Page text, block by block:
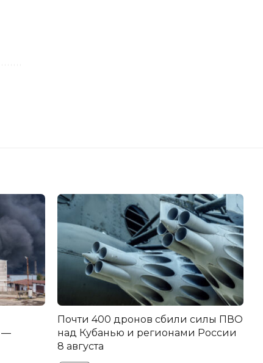
Почти 400 дронов сбили силы ПВО
над Кубанью и регионами России
8 августа